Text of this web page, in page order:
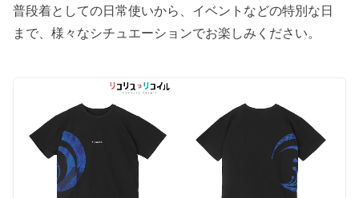
普段着としての日常使いから、イベントなどの特別な日
まで、様々なシチュエーションでお楽しみください。